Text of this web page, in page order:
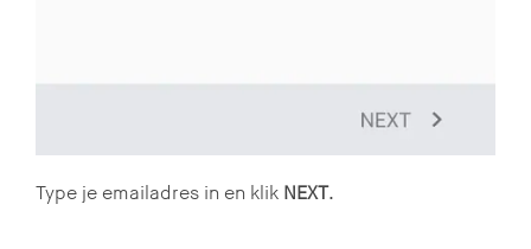
Type je emailadres in en klik NEXT.